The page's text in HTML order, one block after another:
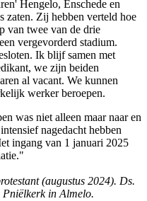
Hengelo, Enschede en
zaten. Zij hebben verteld hoe
van twee van de drie
vergevorderd stadium.
Ik blijf samen met
we zijn beiden
al vacant. We kunnen
werker beroepen.
was niet alleen maar naar en
nagedacht hebben
ingang van 1 januari 2025
(augustus 2024). Ds.
Pniëlkerk in Almelo.